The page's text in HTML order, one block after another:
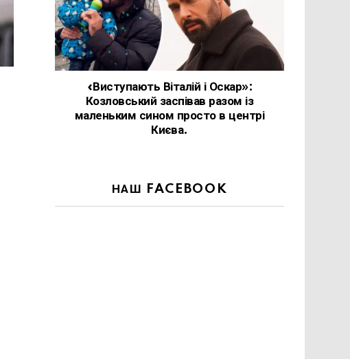
«Виступають Віталій і Оскар»:
Козловський заспівав разом із
маленьким сином просто в центрі
Києва.
НАШ FACEBOOK